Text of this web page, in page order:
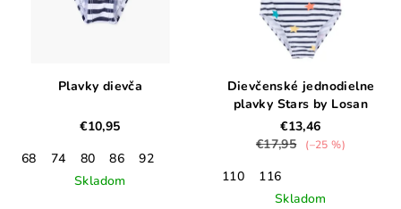
Plavky dievča
€10,95
68
74 80 86
92
Skladom
Dievčenské jednodielne
plavky Stars by Losan
€13,46
€17,95
(–25 %)
110
116
Skladom